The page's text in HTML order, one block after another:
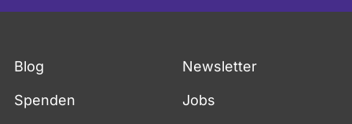
Blog Newsletter
Spenden Jobs